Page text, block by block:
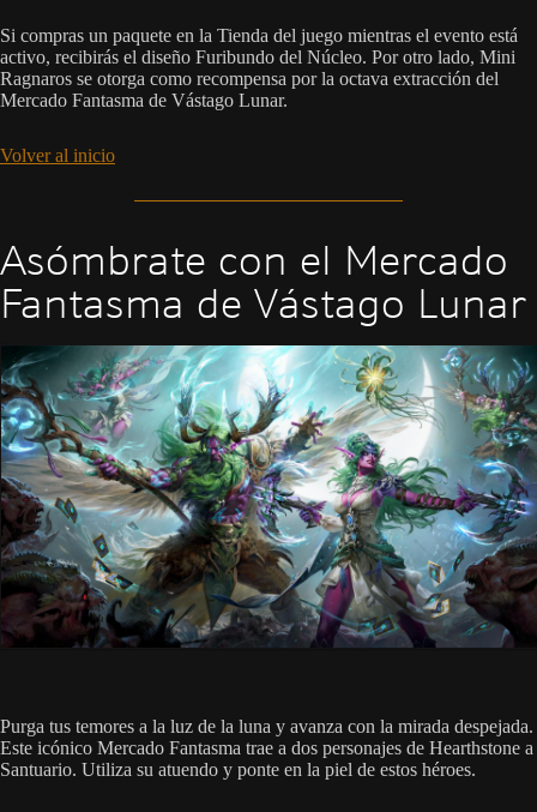
Si compras un paquete en la Tienda del juego mientras el evento está
activo, recibirás el diseño Furibundo del Núcleo. Por otro lado, Mini
Ragnaros se otorga como recompensa por la octava extracción del
Mercado Fantasma de Vástago Lunar.
Volver al inicio
Asómbrate con el Mercado
Fantasma de Vástago Lunar
Purga tus temores a la luz de la luna y avanza con la mirada despejada.
Este icónico Mercado Fantasma trae a dos personajes de Hearthstone a
Santuario. Utiliza su atuendo y ponte en la piel de estos héroes.